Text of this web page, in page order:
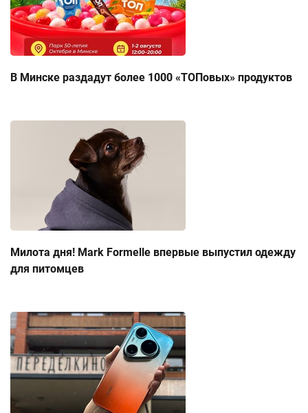
В Минске раздадут более 1000 «ТОПовых» продуктов
Милота дня! Mark Formelle впервые выпустил одежду
для питомцев